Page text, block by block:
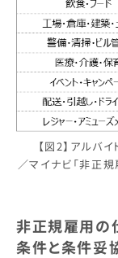
【図2】アルバ
／マイナビ「非正
非正規雇用の
条件と条件妥